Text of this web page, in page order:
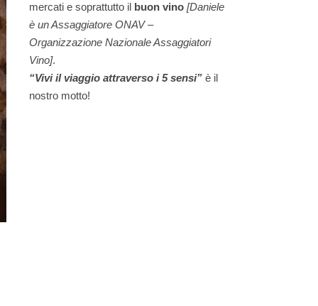
mercati e soprattutto il buon vino [Daniele
è un Assaggiatore ONAV –
Organizzazione Nazionale Assaggiatori
Vino].
“Vivi il viaggio attraverso i 5 sensi” è il
nostro motto!